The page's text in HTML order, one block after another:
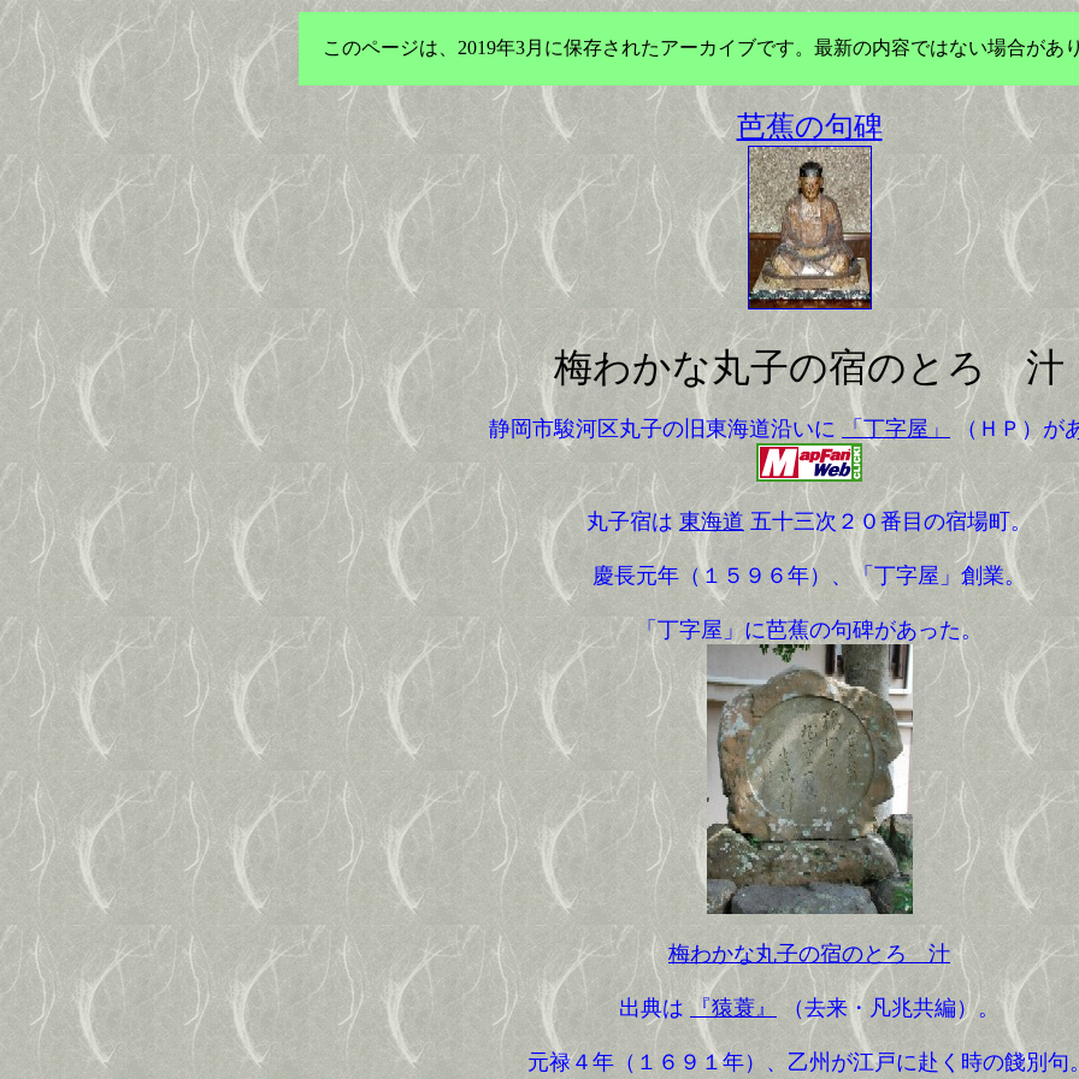
このページは、2019年3月に保存されたアーカイブです。最新の内容ではない場合があ
芭蕉の句碑
梅わかな丸子の宿のとろゝ汁
静岡市駿河区丸子の旧東海道沿いに 「丁字屋」 （ＨＰ）が
丸子宿は 東海道五十三次２０番目の宿場町。
慶長元年（１５９６年）、「丁字屋」創業。
「丁字屋」に芭蕉の句碑があった。
梅わかな丸子の宿のとろゝ汁
出典は『猿蓑』 （去来・凡兆共編）。
元禄４年（１６９１年）、乙州が江戸に赴く時の餞別句